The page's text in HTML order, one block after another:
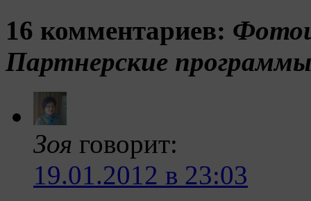
16 комментариев:
Партнерские
Зоя говорит:
19.01.2012 в 23:03